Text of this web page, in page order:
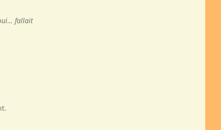
fallait